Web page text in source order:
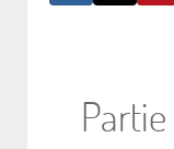
Partie